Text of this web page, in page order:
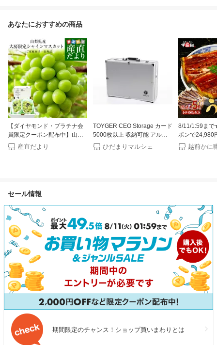
あなたにおすすめの商品
【ダイヤモンド・プラチナ会
員限定クーポン配布中】山梨
県産 大房シャインマスカット
ご家庭向け・赤秀品 1.1キロか
産直だより
TOYGER CEO Storage カード
5000枚以上 収納可能 アルミ
製 アタッシュ ケース (シルバ
ー)
ひだまりマルシェ
8/11/1:59ま
ポンで24,980
11,241円！お
な 国産 うな
セール情報
期間限定のチャンス！ショップ買いまわりとは